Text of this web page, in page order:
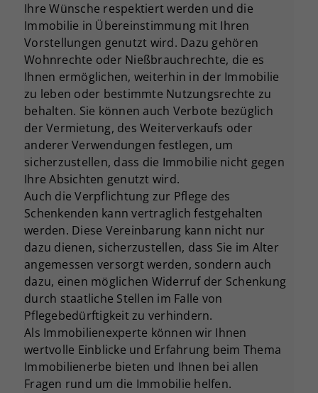
Ihre Wünsche respektiert werden und die
Immobilie in Übereinstimmung mit Ihren
Vorstellungen genutzt wird. Dazu gehören
Wohnrechte oder Nießbrauchrechte, die es
Ihnen ermöglichen, weiterhin in der Immobilie
zu leben oder bestimmte Nutzungsrechte zu
behalten. Sie können auch Verbote bezüglich
der Vermietung, des Weiterverkaufs oder
anderer Verwendungen festlegen, um
sicherzustellen, dass die Immobilie nicht gegen
Ihre Absichten genutzt wird.
Auch die Verpflichtung zur Pflege des
Schenkenden kann vertraglich festgehalten
werden. Diese Vereinbarung kann nicht nur
dazu dienen, sicherzustellen, dass Sie im Alter
angemessen versorgt werden, sondern auch
dazu, einen möglichen Widerruf der Schenkung
durch staatliche Stellen im Falle von
Pflegebedürftigkeit zu verhindern.
Als Immobilienexperte können wir Ihnen
wertvolle Einblicke und Erfahrung beim Thema
Immobilienerbe bieten und Ihnen bei allen
Fragen rund um die Immobilie helfen.